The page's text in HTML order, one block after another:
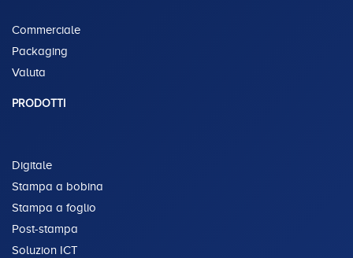
Commerciale
Packaging
Valuta
PRODOTTI
Digitale
Stampa a bobina
Stampa a foglio
Post-stampa
Soluzion ICT